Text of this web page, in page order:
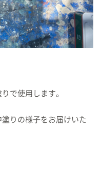
で使用します。
りの様子をお届けいた